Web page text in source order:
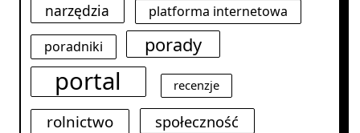
narzędzia
platforma internetowa
poradniki
porady
portal recenzje
rolnictwo społeczność